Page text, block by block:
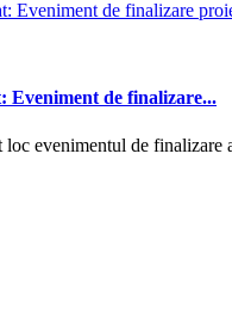
Eveniment de finalizare...
loc evenimentul de